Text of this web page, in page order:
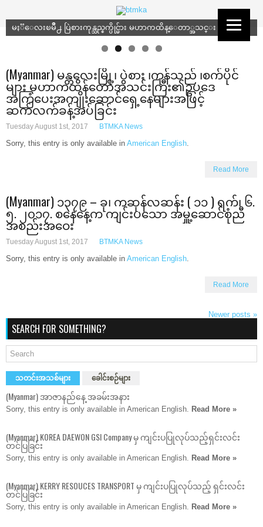
မႏၱေလးၿမိဳ႕ ပြဲစားကုန္သည္စက္ပိုင္မ်ား မဟာကထိန္ေတာ္အသင္း
(Myanmar) မန္တလေးမြို့၊ ပွဲစား ၊ကုန်သည် ၊စက်ပိုင်
များ မဟာကထိန်တော်အသင်းကြီး၏ဥပဒေ
အကြံပေးအကျိုးဆောင်ရှေ့နေများအဖြင့်
ဆက်လက်ခန့်အပ်ခြင်း
Tuesday August 1st, 2017 BTMKA News
Sorry, this entry is only available in American English.
Read More
(Myanmar) ၁၃၇၉ – ခု၊ ကဆုန်လဆန်း ( ၁၁ ) ရက်၊ ၆.
၅. ၂၀၁၇. စနေနေ့က ကျင်းပသော အမှူ့ဆောင်စုံညီ
အစည်းအဝေး
Tuesday August 1st, 2017 BTMKA News
Sorry, this entry is only available in American English.
Read More
Newer posts »
SEARCH FOR SOMETHING?
သတင်းအသစ်များ ခေါင်းစဉ်များ
(Myanmar) အာဇာနည်နေ့ အခမ်းအနား
Sorry, this entry is only available in American English. Read More »
(Myanmar) KOREA DAEWON GSI Company မှ ကျင်းပပြုလုပ်သည့်ရှင်းလင်း
တင်ပြခြင်း
Sorry, this entry is only available in American English. Read More »
(Myanmar) KERRY RESOUCES TRANSPORT မှ ကျင်းပပြုလုပ်သည့် ရှင်းလင်း
တင်ပြခြင်း
Sorry, this entry is only available in American English. Read More »